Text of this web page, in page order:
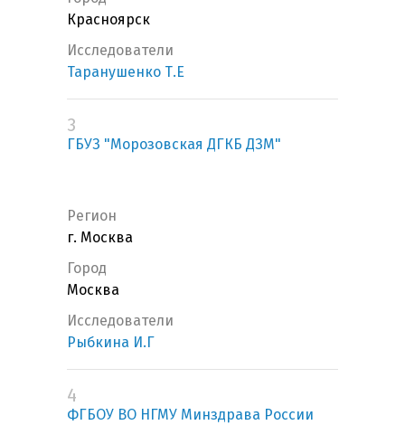
Красноярск
Исследователи
Таранушенко Т.Е
3
ГБУЗ "Морозовская ДГКБ ДЗМ"
Регион
г. Москва
Город
Москва
Исследователи
Рыбкина И.Г
4
ФГБОУ ВО НГМУ Минздрава России